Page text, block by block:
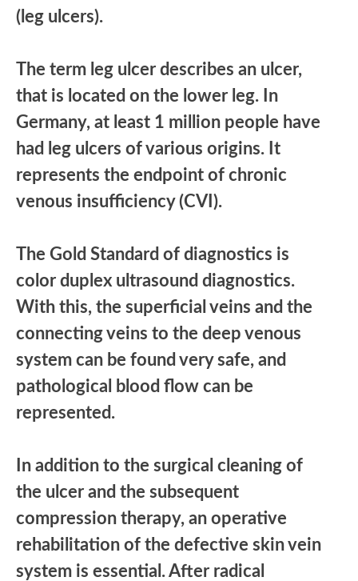
(leg ulcers).
The term leg ulcer describes an ulcer,
that is located on the lower leg. In
Germany, at least 1 million people have
had leg ulcers of various origins. It
represents the endpoint of chronic
venous insufficiency (CVI).
The Gold Standard of diagnostics is
color duplex ultrasound diagnostics.
With this, the superficial veins and the
connecting veins to the deep venous
system can be found very safe, and
pathological blood flow can be
represented.
In addition to the surgical cleaning of
the ulcer and the subsequent
compression therapy, an operative
rehabilitation of the defective skin vein
system is essential. After radical